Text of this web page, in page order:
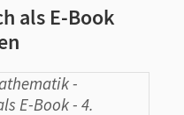
als E-Book